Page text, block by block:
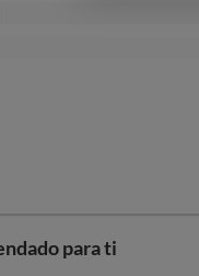
para ti